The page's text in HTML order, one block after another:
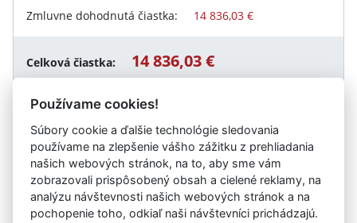
Zmluvne dohodnutá čiastka: 14 836,03 €
Celková čiastka: 14 836,03 €
Návrat späť
Vystavil:Banskobystrická regionálna správa ciest a.s.
Používame cookies!
Súbory cookie a ďalšie technológie sledovania
používame na zlepšenie vášho zážitku z prehliadania
našich webových stránok, na to, aby sme vám
zobrazovali prispôsobený obsah a cielené reklamy, na
analýzu návštevnosti našich webových stránok a na
pochopenie toho, odkiaľ naši návštevníci prichádzajú.